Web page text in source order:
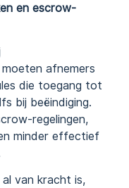
en escrow-
afnemers
die toegang tot
bij beëindiging.
regelingen,
minder effectief
van kracht is,